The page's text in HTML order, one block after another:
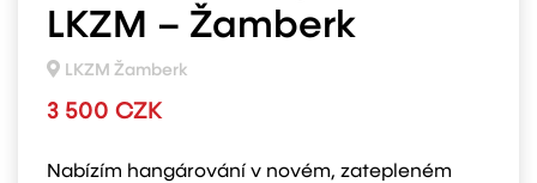
LKZM – Žamberk
LKZM Žamberk
3 500 CZK
Nabízím hangárování v novém, zatepleném